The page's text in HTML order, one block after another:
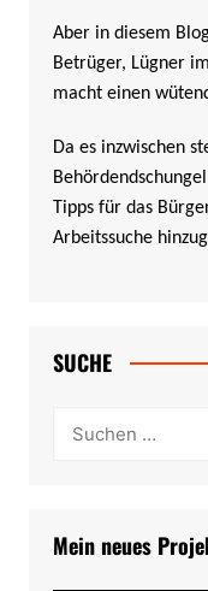
Aber in diesem
Betrüger, Lügner
macht einen
Da es inzwischen
Tipps für das
Arbeitssuche
SUCHE
Mein neues